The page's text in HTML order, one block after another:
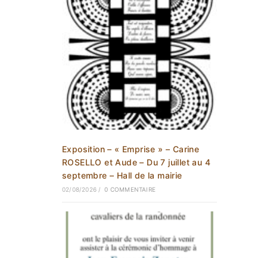
Exposition – « Emprise » – Carine
ROSELLO et Aude – Du 7 juillet au 4
septembre – Hall de la mairie
02/08/2026 / 0 COMMENTAIRE